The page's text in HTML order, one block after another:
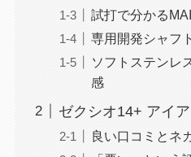
試打で分かる
専用開発シャフ
ソフトステンレ
感
ゼクシオ14+ アイ
良い口コミとネ